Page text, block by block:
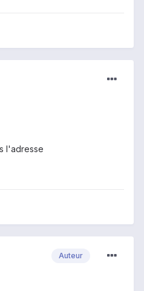
l'adresse
Auteur